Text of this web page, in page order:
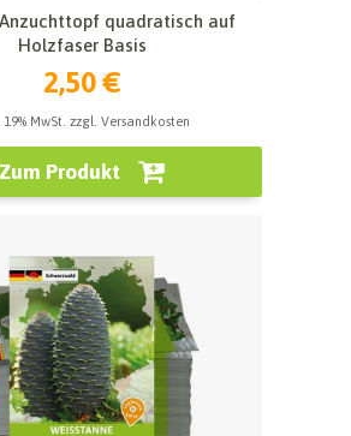
quadratisch auf
Holzfaser Basis
2,50 €
19% MwSt. zzgl. Versandkosten
Zum Produkt